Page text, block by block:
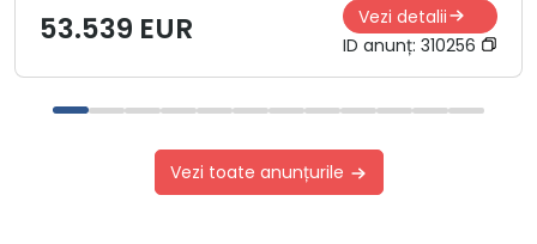
53.539 EUR
Vezi detalii
ID anunț: 310256
Vezi toate anunțurile